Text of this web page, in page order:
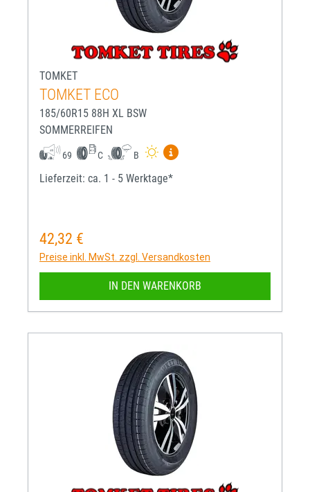
TOMKET
TOMKET ECO
185/60R15 88H XL BSW
SOMMERREIFEN
69 C B
Mehr Informationen zum
Lieferzeit: ca. 1 - 5 Werktage*
Regulärer Preis:
42,32 €
Preise inkl. MwSt. zzgl. Versandkosten
IN DEN WARENKORB